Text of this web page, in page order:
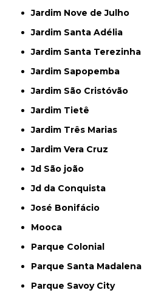
Jardim Nove de Julho
Jardim Santa Adélia
Jardim Santa Terezinha
Jardim Sapopemba
Jardim São Cristóvão
Jardim Tietê
Jardim Três Marias
Jardim Vera Cruz
Jd São joão
Jd da Conquista
José Bonifácio
Mooca
Parque Colonial
Parque Santa Madalena
Parque Savoy City